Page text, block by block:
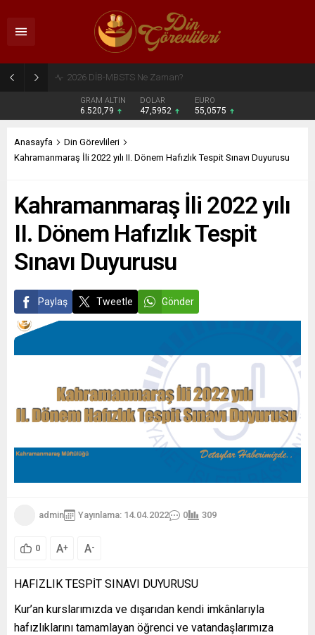
2026 DİB-MBSTS Ne Zaman?
GRAM ALTIN
6.520,79
DOLAR
47,5952
EURO
55,0575
Anasayfa
Din Görevlileri
Kahramanmaraş İli 2022 yılı II. Dönem Hafızlık Tespit Sınavı Duyurusu
Kahramanmaraş İli 2022 yılı
II. Dönem Hafızlık Tespit
Sınavı Duyurusu
Paylaş Tweetle Gönder
admin Yayınlama: 14.04.2022 0 309
0 A+ A-
HAFIZLIK TESPİT SINAVI DUYURUSU
Kur’an kurslarımızda ve dışarıdan kendi imkânlarıyla
hafızlıklarını tamamlayan öğrenci ve vatandaşlarımıza